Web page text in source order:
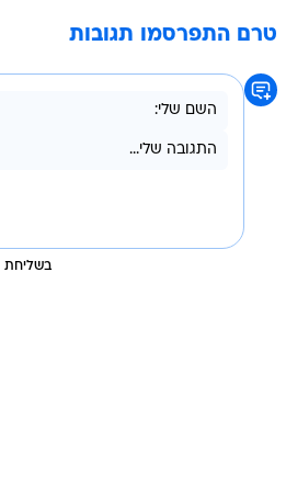
טרם התפרסמו תגובות
בשליחת